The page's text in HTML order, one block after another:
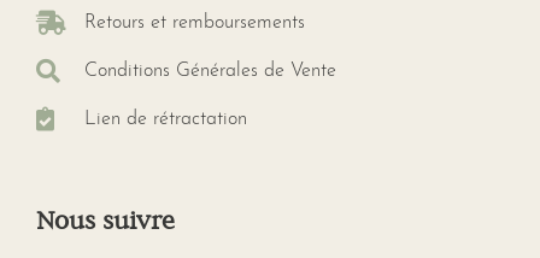
Retours et remboursements
Conditions Générales de Vente
Lien de rétractation
Nous suivre